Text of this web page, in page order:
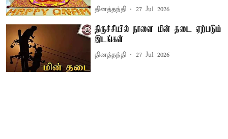
தினத்தந்தி 27 Jul 2026
திருச்சியில் நாளை மின் தடை ஏற்படும்
இடங்கள்
தினத்தந்தி 27 Jul 2026